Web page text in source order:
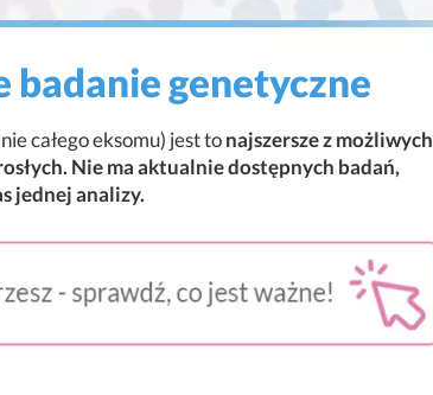
badanie genetyczne
całego eksomu) jest tonajszersze z możliwych
Nie ma aktualnie dostępnych badań,
jednej analizy.